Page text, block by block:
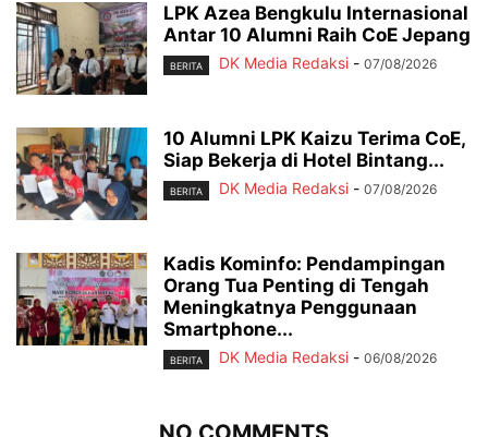
LPK Azea Bengkulu Internasional
Antar 10 Alumni Raih CoE Jepang
BERITA DK Media Redaksi - 07/08/2026
10 Alumni LPK Kaizu Terima CoE,
Siap Bekerja di Hotel Bintang...
BERITA DK Media Redaksi - 07/08/2026
Kadis Kominfo: Pendampingan
Orang Tua Penting di Tengah
Meningkatnya Penggunaan
Smartphone...
BERITA DK Media Redaksi - 06/08/2026